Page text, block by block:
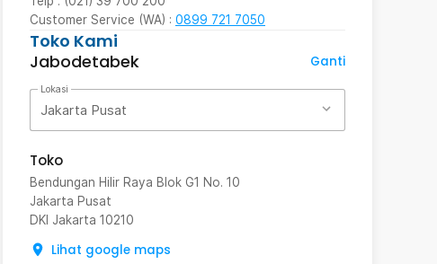
Customer Service (WA) : 0899 721 7050
Toko Kami
Jabodetabek
Ganti
Lokasi
Jakarta Pusat
Toko
Bendungan Hilir Raya Blok G1 No. 10
Jakarta Pusat
DKI Jakarta 10210
Lihat google maps